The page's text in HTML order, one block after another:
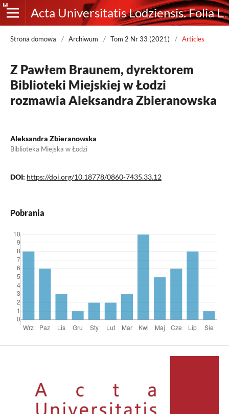
Acta Universitatis Lodziensis. Folia Librorum
Strona domowa / Archiwum / Tom 2 Nr 33 (2021) / Articles
Z Pawłem Braunem, dyrektorem
Biblioteki Miejskiej w Łodzi
rozmawia Aleksandra Zbieranowska
Aleksandra Zbieranowska
Biblioteka Miejska w Łodzi
DOI: https://doi.org/10.18778/0860-7435.33.12
Pobrania